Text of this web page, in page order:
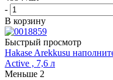
-
В корзину
Быстрый просмотр
Hakase Arekkusu
Active , 7,6 л
Меньше 2